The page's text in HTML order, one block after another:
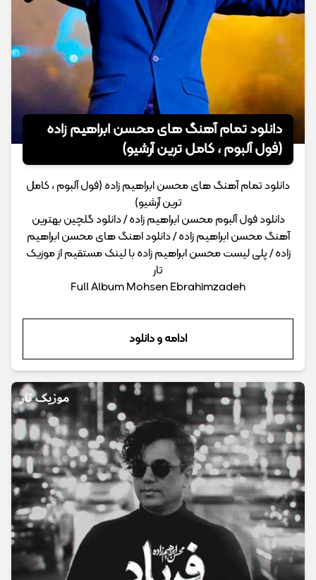
دانلود تمام آهنگ های محسن ابراهیم زاده
(فول آلبوم ، کامل ترین آرشیو)
دانلود تمام آهنگ های محسن ابراهیم زاده (فول آلبوم ، کامل
ترین آرشیو)
دانلود فول آلبوم محسن ابراهیم زاده / دانلود گلچین بهترین
آهنگ محسن ابراهیم زاده / دانلود اهنگ های محسن ابراهیم
زاده / پلی لیست محسن ابراهیم زاده با لینک مستقیم از موزیک
تار
Full Album Mohsen Ebrahimzadeh
ادامه و دانلود